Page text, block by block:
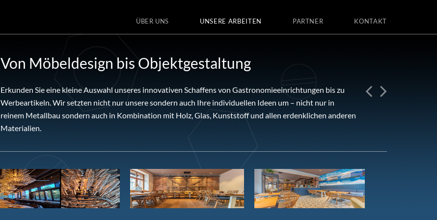
ÜBER UNS UNSERE ARBEITEN PARTNER KONTAKT
Von Möbeldesign bis Objektgestaltung
Erkunden Sie eine kleine Auswahl unseres innovativen Schaffens von Gastronomieeinrichtungen bis zu
Werbeartikeln. Wir setzten nicht nur unsere sondern auch Ihre individuellen Ideen um – nicht nur in
reinem Metallbau sondern auch in Kombination mit Holz, Glas, Kunststoff und allen erdenklichen anderen
Materialien.